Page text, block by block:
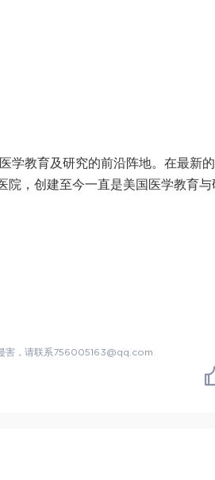
学教育及研究的前沿阵地。在最新
院，创建至今一直是美国医学教育与
害，请联系756005163@qq.com